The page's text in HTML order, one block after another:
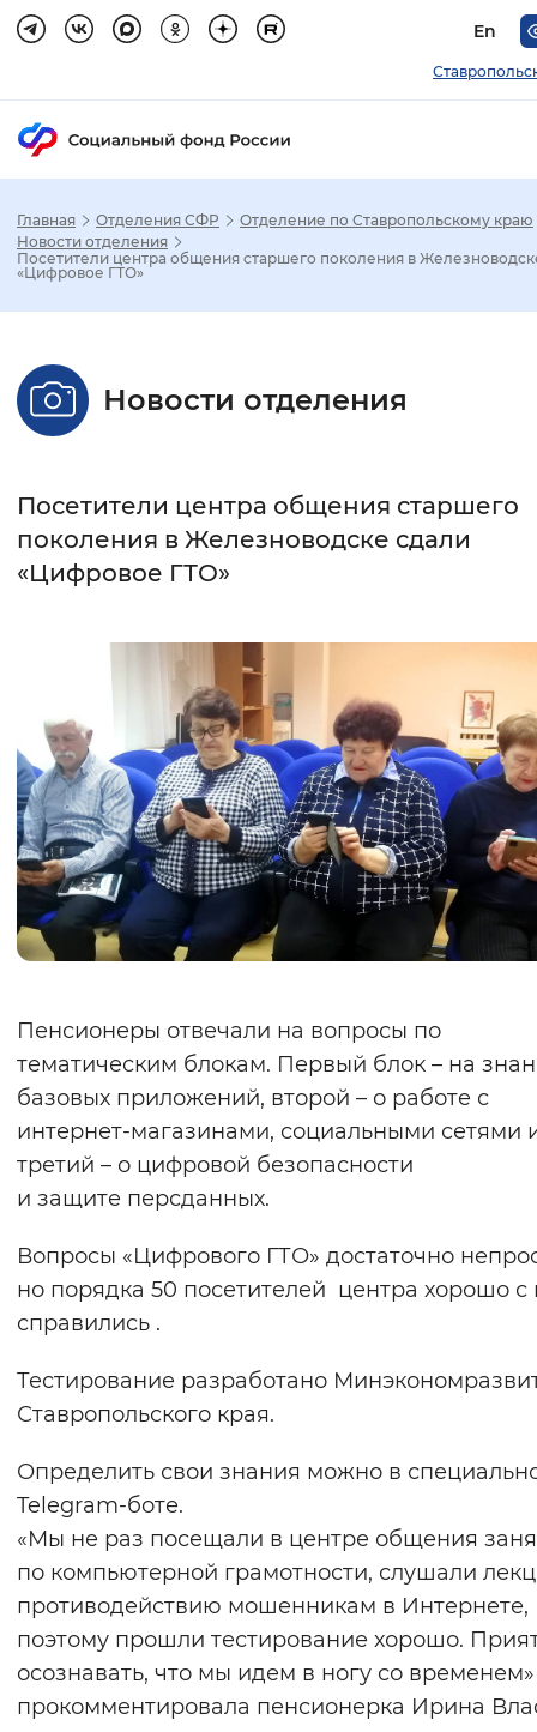
En
Стандартный Увеличенный
Без засечек С засечками
Интервал между буквами
Цвет сайта
Монохромный Инверсивный
Синий фон
Изображения
Включены Выключены
Звуковой ассистент
Вернуть стандартные настройки
Главная Отделения СФР
Отделение по Ставропольскому краю
Новости отделения
Посетители центра общения старшего поколения в
«Цифровое ГТО»
Новости отделения
Посетители центра общения старшего
поколения в Железноводске сдали
«Цифровое ГТО»
Пенсионеры отвечали на вопросы по
тематическим блокам. Первый блок – на
базовых приложений, второй – о работе с
интернет-магазинами, социальными сетями
третий – о цифровой безопасности
и защите персданных.
Вопросы «Цифрового ГТО» достаточно
но порядка 50 посетителей центра хорошо
справились .
Тестирование разработано
Ставропольского края.
Определить свои знания можно в
Telegram-боте.
«Мы не раз посещали в центре общения
по компьютерной грамотности, слушали
противодействию мошенникам в Интернете,
поэтому прошли тестирование хорошо.
осознавать, что мы идем в ногу со
прокомментировала пенсионерка Ирина